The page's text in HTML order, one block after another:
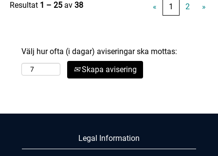
Resultat 1 – 25 av 38 « 1 2 »
Välj hur ofta (i dagar) aviseringar ska mottas:
Skapa avisering
Legal Information